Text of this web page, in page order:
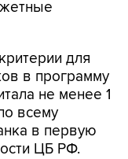
для
в программу
не менее 1
всему
в первую
ЦБ РФ.